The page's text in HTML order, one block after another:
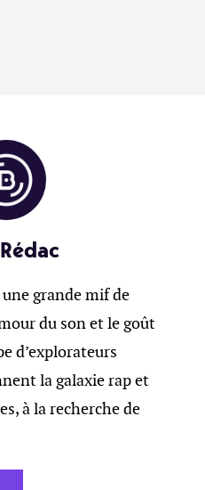
une grande mif de
du son et le goût
d’explorateurs
la galaxie rap et
à la recherche de